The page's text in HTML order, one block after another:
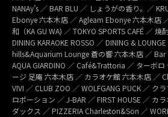
NANAy’s ／ BAR BLU ／ しょうがの香り。／
Ebonye 六本木店 ／ Agleam Ebonye 六本木店
和（KA GU WA) ／ TOKYO SPORTS CAFÉ ／ 焼
DINING KARAOKE ROSSO ／ DINING &
hills&Aquarium Lounge 蒼の響 六本木店 ／
AQUA GIARDINO ／ Café&Trattoria ／ ターボ
ージ 足庵 六本木店 ／ カラオケ館 六本木店 ／
VIVI ／ CLUB ZOO ／ WOLFGANG PUCK ／ ク
ロポーション ／ J-BAR ／ FIRST HOUSE ／ カ
ダックス ／ PIZZERIA Charleston&Son ／